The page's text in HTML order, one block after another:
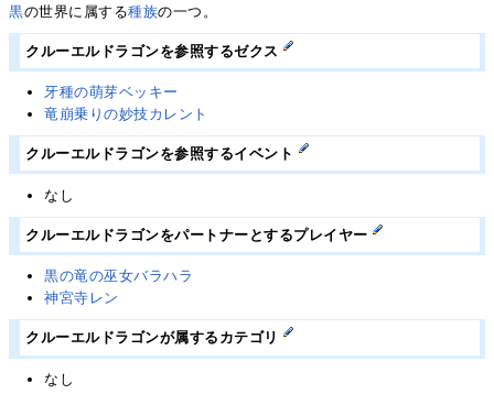
黒の世界に属する種族の一つ。
クルーエルドラゴンを参照するゼクス
牙種の萌芽ベッキー
竜崩乗りの妙技カレント
クルーエルドラゴンを参照するイベント
なし
クルーエルドラゴンをパートナーとするプレイヤー
黒の竜の巫女バラハラ
神宮寺レン
クルーエルドラゴンが属するカテゴリ
なし